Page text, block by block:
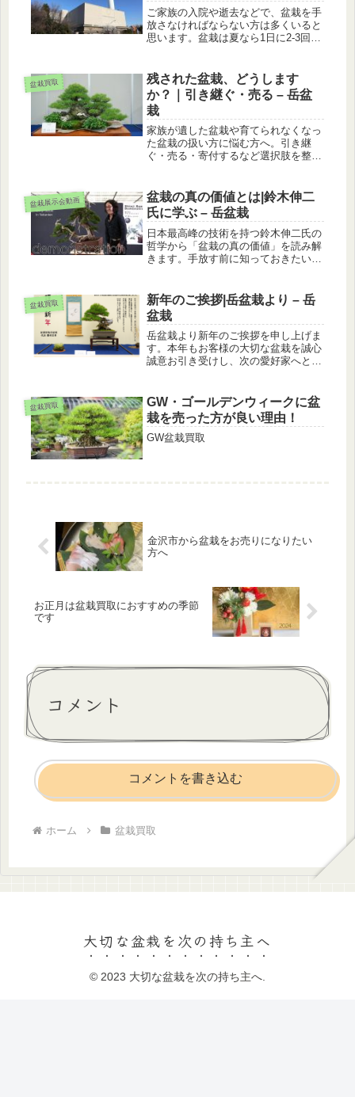
ご家族の入院や逝去などで、盆栽を手
放さなければならない方は多くいると
思います。盆栽は夏なら1日に2-3回、
に興味がないご家族の方は、「盆栽を
捨てたい」「盆栽を処分したい」...
盆栽買取
残された盆栽、どうします
か？｜引き継ぐ・売る – 岳盆
栽
家族が遺した盆栽や育てられなくなっ
た盆栽の扱い方に悩む方へ。引き継
ぐ・売る・寄付するなど選択肢を整理
盆栽展示会動画
盆栽の真の価値とは|鈴木伸二
氏に学ぶ – 岳盆栽
日本最高峰の技術を持つ鈴木伸二氏の
哲学から「盆栽の真の価値」を読み解
きます。手放す前に知っておきたい盆
盆栽買取
新年のご挨拶|岳盆栽より – 岳
盆栽
岳盆栽より新年のご挨拶を申し上げま
す。本年もお客様の大切な盆栽を誠心
誠意お引き受けし、次の愛好家へとバ
盆栽買取
GW・ゴールデンウィークに盆
栽を売った方が良い理由！
GW盆栽買取
金沢市から盆栽をお売りになりたい
方へ
お正月は盆栽買取におすすめの季節
です
コメント
コメントを書き込む
ホーム 盆栽買取
大切な盆栽を次の持ち主へ
© 2023 大切な盆栽を次の持ち主へ.